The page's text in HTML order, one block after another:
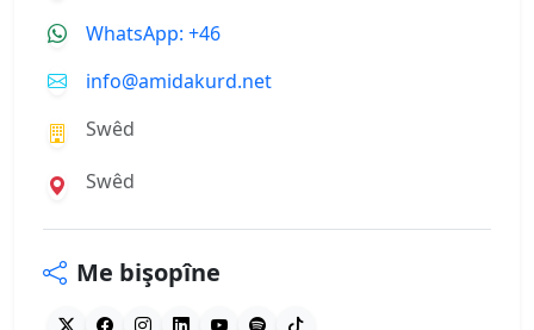
WhatsApp: +46
info@amidakurd.net
Swêd
Swêd
Me bişopîne